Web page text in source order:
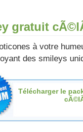
gratuit
à votre
des smileys
Télécharger le